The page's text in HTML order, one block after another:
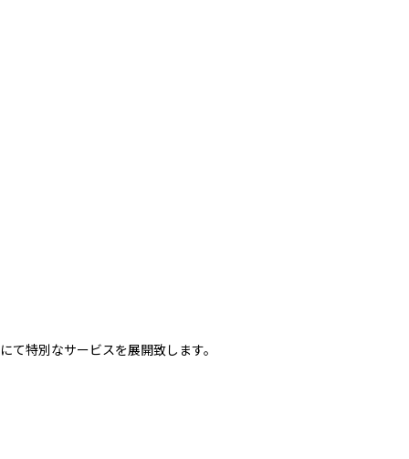
特別なサービスを展開致します。